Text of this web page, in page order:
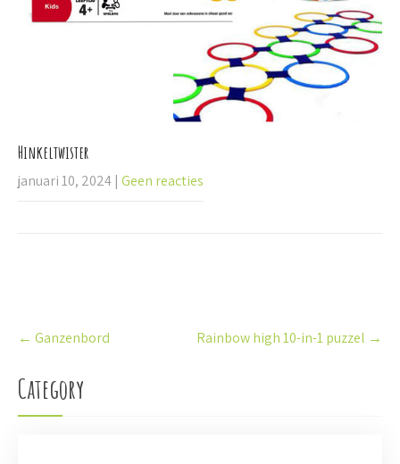
Hinkeltwister
januari 10, 2024 | Geen reacties
o
t
n
a
← Ganzenbord Rainbow high 10-in-1 puzzel →
Category